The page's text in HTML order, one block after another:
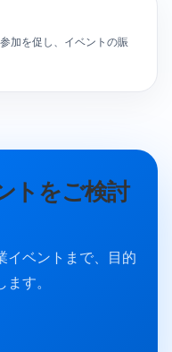
加を促し、イベントの賑
トをご検討
イベントまで、目的
す。